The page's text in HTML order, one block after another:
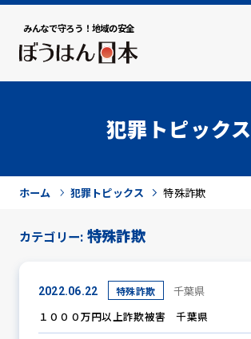
みんなで守ろう！地域の安全
大
犯罪トピックス
犯罪トピックス
ホーム 犯罪トピックス 特殊詐欺
カテゴリー: 特殊詐欺
2022.06.22 特殊詐欺
千葉県
１０００万円以上詐欺被害 千葉県